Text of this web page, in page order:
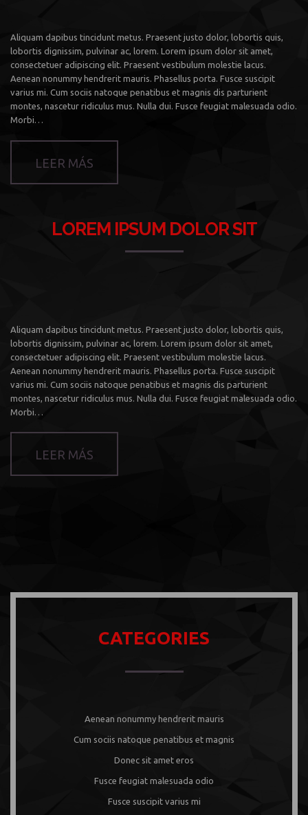
Aliquam dapibus tincidunt metus. Praesent justo dolor, lobortis quis,
lobortis dignissim, pulvinar ac, lorem. Lorem ipsum dolor sit amet,
consectetuer adipiscing elit. Praesent vestibulum molestie lacus.
Aenean nonummy hendrerit mauris. Phasellus porta. Fusce suscipit
varius mi. Cum sociis natoque penatibus et magnis dis parturient
montes, nascetur ridiculus mus. Nulla dui. Fusce feugiat malesuada odio.
Morbi…
LEER MÁS
LOREM IPSUM DOLOR SIT
Aliquam dapibus tincidunt metus. Praesent justo dolor, lobortis quis,
lobortis dignissim, pulvinar ac, lorem. Lorem ipsum dolor sit amet,
consectetuer adipiscing elit. Praesent vestibulum molestie lacus.
Aenean nonummy hendrerit mauris. Phasellus porta. Fusce suscipit
varius mi. Cum sociis natoque penatibus et magnis dis parturient
montes, nascetur ridiculus mus. Nulla dui. Fusce feugiat malesuada odio.
Morbi…
LEER MÁS
CATEGORIES
Aenean nonummy hendrerit mauris
Cum sociis natoque penatibus et magnis
Donec sit amet eros
Fusce feugiat malesuada odio
Fusce suscipit varius mi